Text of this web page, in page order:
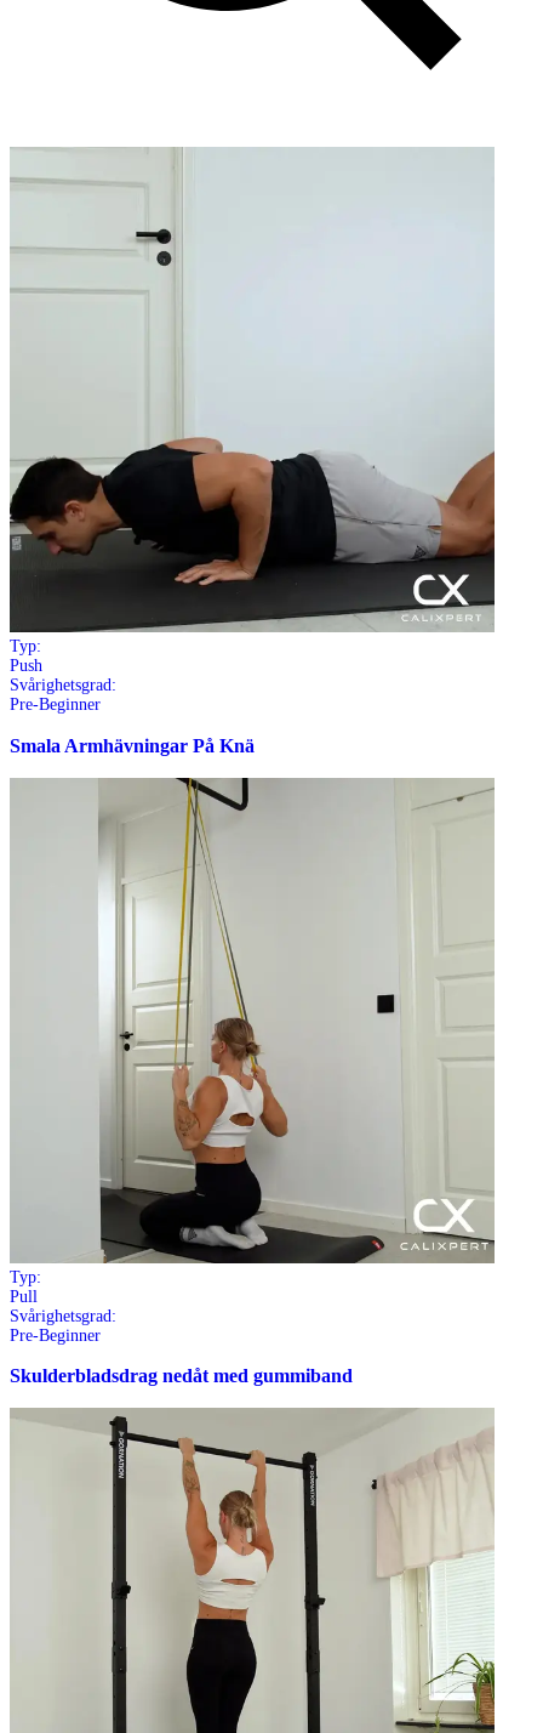
Typ:
Push
Svårighetsgrad:
Pre-Beginner
Smala Armhävningar På Knä
Typ:
Pull
Svårighetsgrad:
Pre-Beginner
Skulderbladsdrag nedåt med gummiband